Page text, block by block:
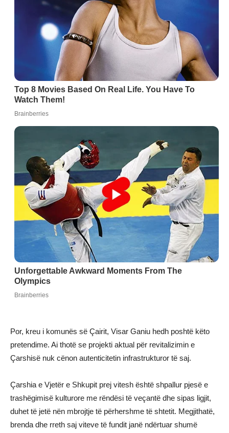
Por, kreu i komunës së Çairit, Visar Ganiu hedh poshtë këto
pretendime. Ai thotë se projekti aktual për revitalizimin e
Çarshisë nuk cënon autenticitetin infrastrukturor të saj.
Çarshia e Vjetër e Shkupit prej vitesh është shpallur pjesë e
trashëgimisë kulturore me rëndësi të veçantë dhe sipas ligjit,
duhet të jetë nën mbrojtje të përhershme të shtetit. Megjithatë,
brenda dhe rreth saj viteve të fundit janë ndërtuar shumë